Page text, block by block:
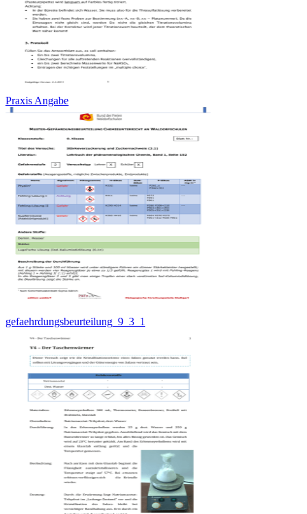
Praxis Angabe
gefaehrdungsbeurteilung_9_3_1